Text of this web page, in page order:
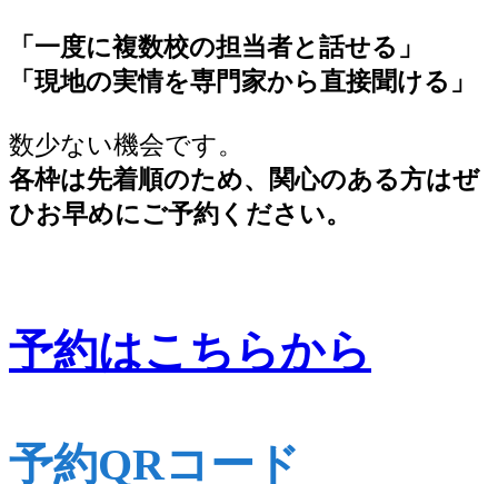
「一度に複数校の担当者と話せる」
「現地の実情を専門家から直接聞ける」
数少ない機会です。
各枠は先着順のため、関心のある方はぜ
ひお早めにご予約ください。
予約はこちらから
予約QRコード